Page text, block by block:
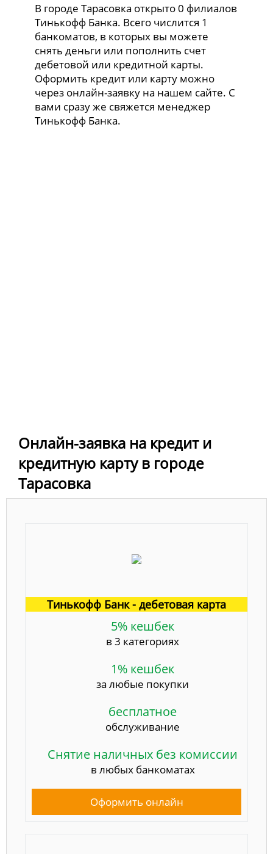
В городе Тарасовка открыто 0 филиалов
Тинькофф Банка. Всего числится 1
банкоматов, в которых вы можете
снять деньги или пополнить счет
дебетовой или кредитной карты.
Оформить кредит или карту можно
через онлайн-заявку на нашем сайте. С
вами сразу же свяжется менеджер
Тинькофф Банка.
Онлайн-заявка на кредит и
кредитную карту в городе
Тарасовка
Тинькофф Банк - дебетовая карта
5% кешбек
в 3 категориях
1% кешбек
за любые покупки
бесплатное
обслуживание
Снятие наличных без комиссии
в любых банкоматах
Оформить онлайн